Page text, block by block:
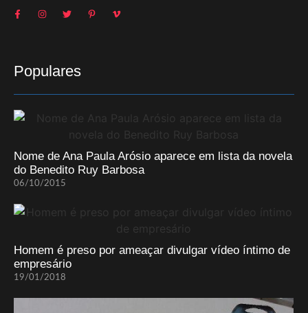
Populares
Nome de Ana Paula Arósio aparece em lista da novela
do Benedito Ruy Barbosa
06/10/2015
Homem é preso por ameaçar divulgar vídeo íntimo de
empresário
19/01/2018